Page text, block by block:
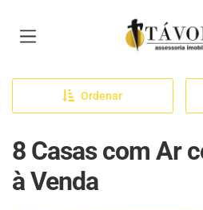
Página
Ordenar
8 Casas com Ar
à Venda